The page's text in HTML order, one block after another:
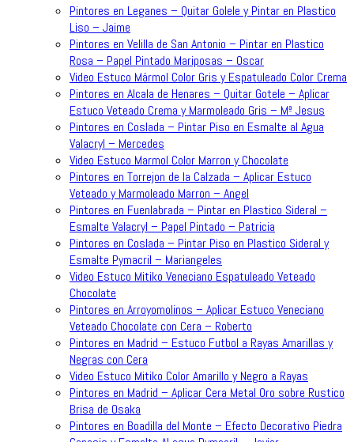
Pintores en Leganes – Quitar Golele y Pintar en Plastico
Liso – Jaime
Pintores en Velilla de San Antonio – Pintar en Plastico
Rosa – Papel Pintado Mariposas – Oscar
Video Estuco Mármol Color Gris y Espatuleado Color Crema
Pintores en Alcala de Henares – Quitar Gotele – Aplicar
Estuco Veteado Crema y Marmoleado Gris – Mª Jesus
Pintores en Coslada – Pintar Piso en Esmalte al Agua
Valacryl – Mercedes
Video Estuco Marmol Color Marron y Chocolate
Pintores en Torrejon de la Calzada – Aplicar Estuco
Veteado y Marmoleado Marron – Angel
Pintores en Fuenlabrada – Pintar en Plastico Sideral –
Esmalte Valacryl – Papel Pintado – Patricia
Pintores en Coslada – Pintar Piso en Plastico Sideral y
Esmalte Pymacril – Mariangeles
Video Estuco Mitiko Veneciano Espatuleado Veteado
Chocolate
Pintores en Arroyomolinos – Aplicar Estuco Veneciano
Veteado Chocolate con Cera – Roberto
Pintores en Madrid – Estuco Futbol a Rayas Amarillas y
Negras con Cera
Video Estuco Mitiko Color Amarillo y Negro a Rayas
Pintores en Madrid – Aplicar Cera Metal Oro sobre Rustico
Brisa de Osaka
Pintores en Boadilla del Monte – Efecto Decorativo Piedra